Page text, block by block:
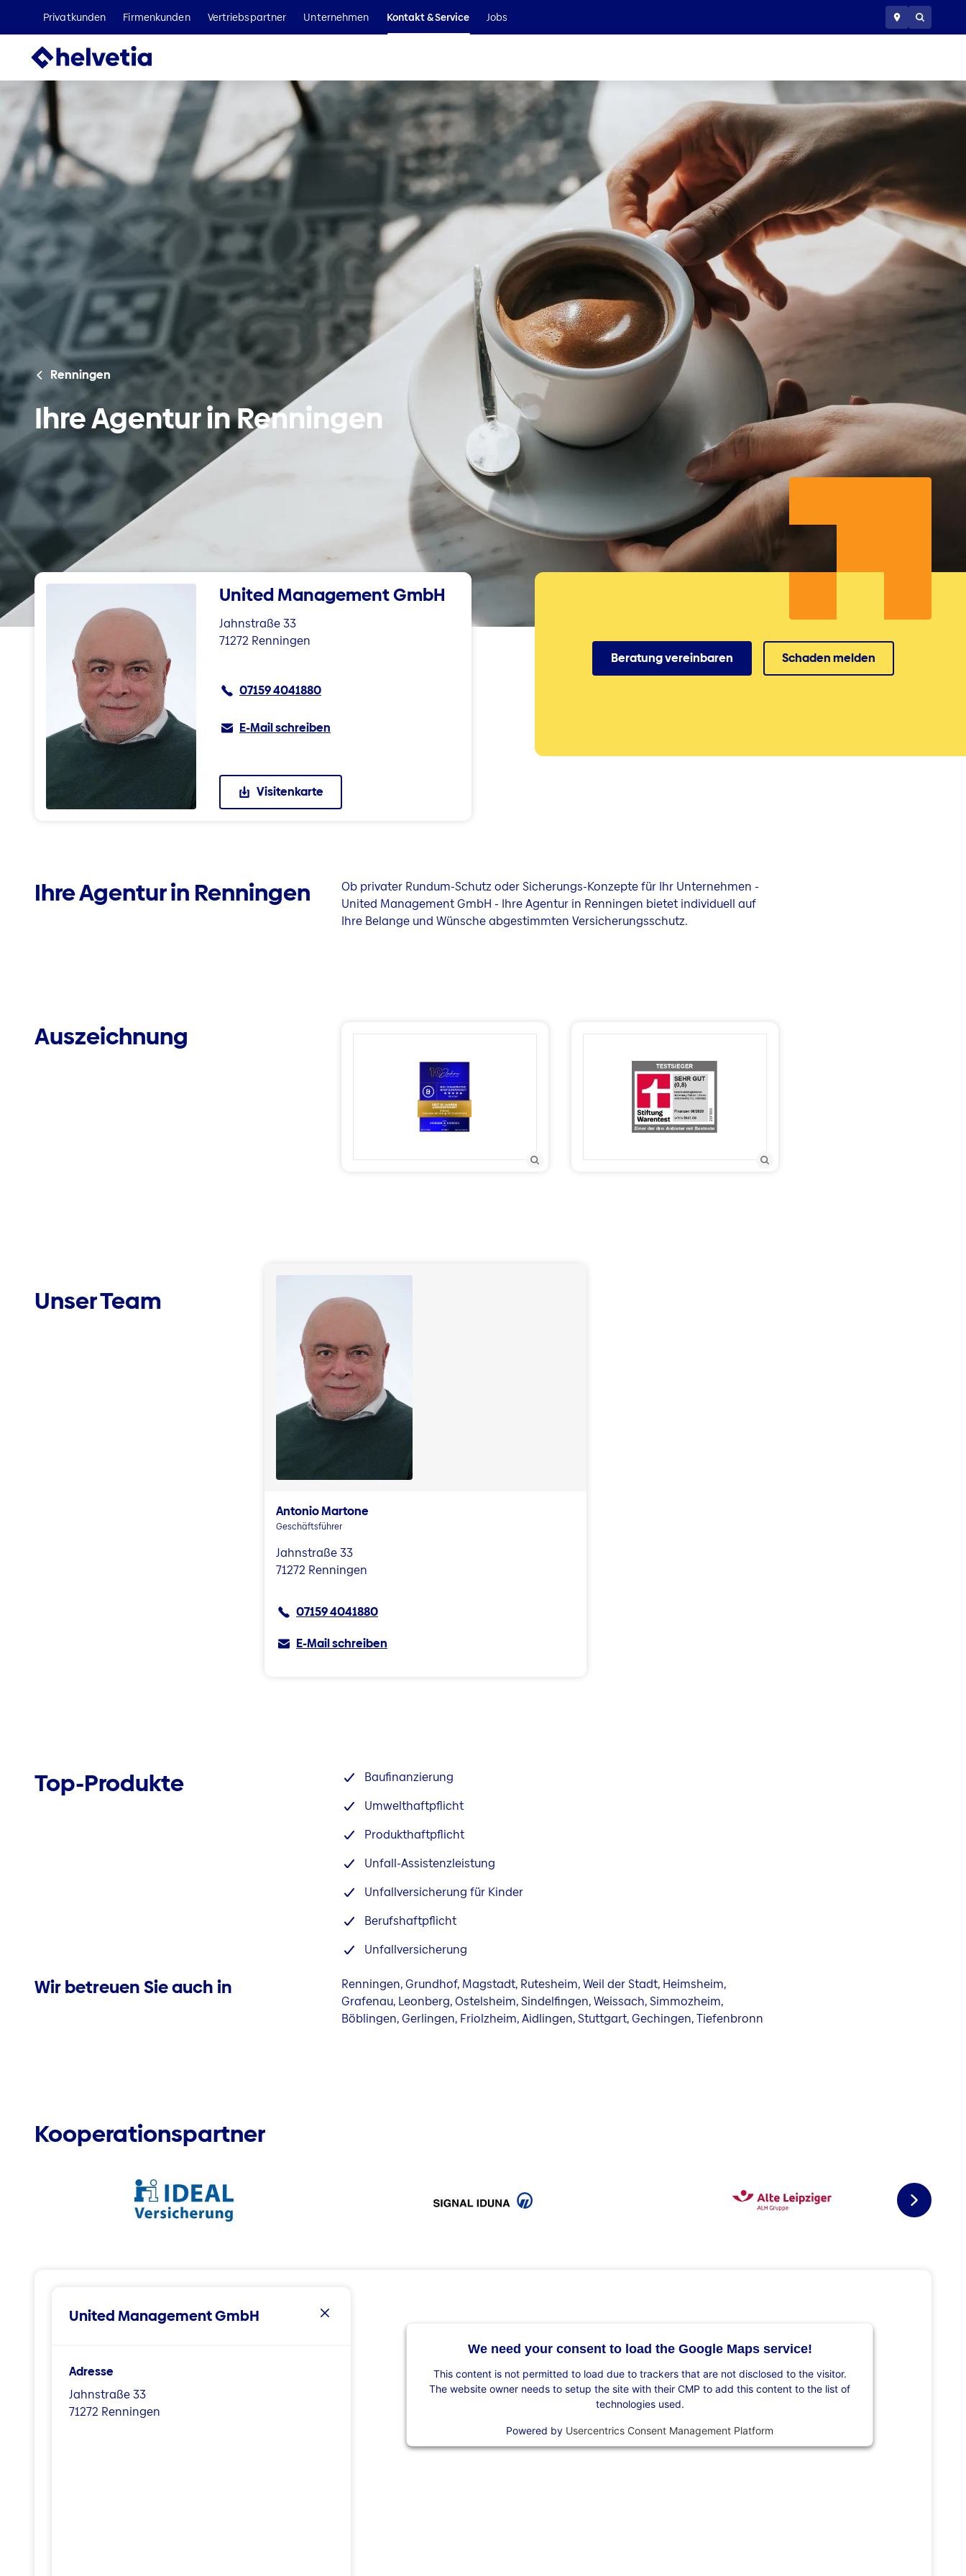
Wir sind Teil der Helvetia Baloise Gruppe
Privatkunden Firmenkunden Vertriebspartner Unternehmen Kontakt & Service Jobs
Renningen
Ihre Agentur in Renningen
Beratung vereinbaren Schaden melden
United Management GmbH
Jahnstraße 33
71272 Renningen
07159 4041880
E-Mail schreiben
Visitenkarte
Ihre Agentur in Renningen
Ob privater Rundum-Schutz oder Sicherungs-Konzepte für Ihr Unternehmen -
United Management GmbH - Ihre Agentur in Renningen bietet individuell auf
Ihre Belange und Wünsche abgestimmten Versicherungsschutz.
Auszeichnung
Unser Team
Antonio Martone
Geschäftsführer
Jahnstraße 33
71272 Renningen
07159 4041880
E-Mail schreiben
Top-Produkte
Baufinanzierung
Umwelthaftpflicht
Produkthaftpflicht
Unfall-Assistenzleistung
Unfallversicherung für Kinder
Berufshaftpflicht
Unfallversicherung
Wir betreuen Sie auch in
Renningen, Grundhof, Magstadt, Rutesheim, Weil der Stadt, Heimsheim,
Grafenau, Leonberg, Ostelsheim, Sindelfingen, Weissach, Simmozheim,
Böblingen, Gerlingen, Friolzheim, Aidlingen, Stuttgart, Gechingen, Tiefenbronn
Kooperationspartner
We need your consent to load the Google Maps service!
This content is not permitted to load due to trackers that are not disclosed to the visitor.
The website owner needs to setup the site with their CMP to add this content to the list of
technologies used.
Powered by Usercentrics Consent Management Platform
United Management GmbH
Adresse
Jahnstraße 33
71272 Renningen